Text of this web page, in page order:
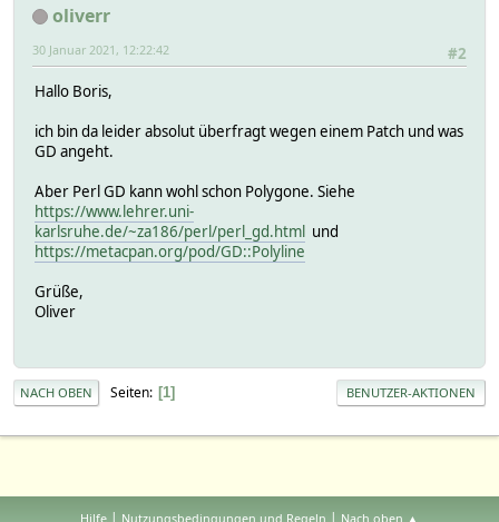
oliverr
#2
30 Januar 2021, 12:22:42
Hallo Boris,
ich bin da leider absolut überfragt wegen einem Patch und was
GD angeht.
Aber Perl GD kann wohl schon Polygone. Siehe
https://www.lehrer.uni-
karlsruhe.de/~za186/perl/perl_gd.html und
https://metacpan.org/pod/GD::Polyline
Grüße,
Oliver
NACH OBEN Seiten 1 BENUTZER-AKTIONEN
Hilfe | Nutzungsbedingungen und Regeln | Nach oben ▲